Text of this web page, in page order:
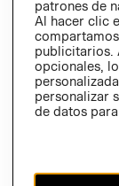
patrones de
Al hacer clic
publicitarios.
opcionales,
personalizar
de datos